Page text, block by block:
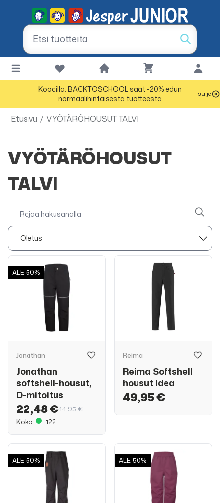
Koodilla: BACKTOSCHOOL saat -20% edun
normaalihintaisesta tuotteesta
sulje
Etusivu / VYÖTÄRÖHOUSUT TALVI
VYÖTÄRÖHOUSUT
TALVI
ALE 50%
Jonathan
Jonathan
softshell-housut,
D-mitoitus
22,48 €44,95 €
Koko:
122
Reima
Reima Softshell
housut Idea
49,95 €
ALE 50% ALE 50%